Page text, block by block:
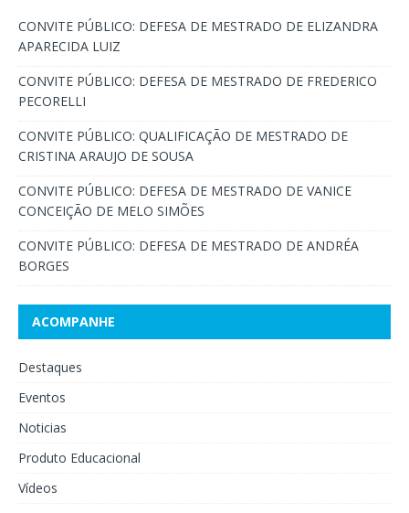
CONVITE PÚBLICO: DEFESA DE MESTRADO DE ELIZANDRA
APARECIDA LUIZ
CONVITE PÚBLICO: DEFESA DE MESTRADO DE FREDERICO
PECORELLI
CONVITE PÚBLICO: QUALIFICAÇÃO DE MESTRADO DE
CRISTINA ARAUJO DE SOUSA
CONVITE PÚBLICO: DEFESA DE MESTRADO DE VANICE
CONCEIÇÃO DE MELO SIMÕES
CONVITE PÚBLICO: DEFESA DE MESTRADO DE ANDRÉA
BORGES
ACOMPANHE
Destaques
Eventos
Noticias
Produto Educacional
Vídeos